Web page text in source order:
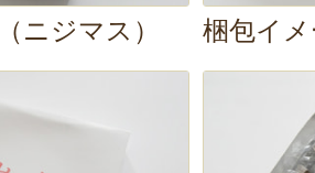
ことで余計な水分が
っています。 クセが
た風味
が本当に食べ
で食欲がない時でも
ニジマス） 梱包イ